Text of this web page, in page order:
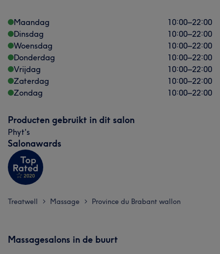
Maandag 10:00–22:00
Dinsdag
10:00–22:00
Woensdag
10:00–22:00
Donderdag
10:00–22:00
Vrijdag
10:00–22:00
Zaterdag
10:00–22:00
Zondag
10:00–22:00
Producten gebruikt in dit salon
Phyt's
Salonawards
Treatwell > Massage > Province du Brabant wallon
Massagesalons in de buurt